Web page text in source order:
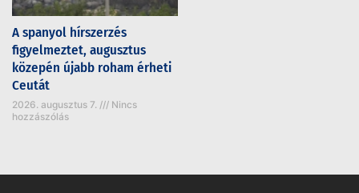
A spanyol hírszerzés
figyelmeztet, augusztus
közepén újabb roham érheti
Ceutát
2026. augusztus 7.
Nincs
hozzászólás